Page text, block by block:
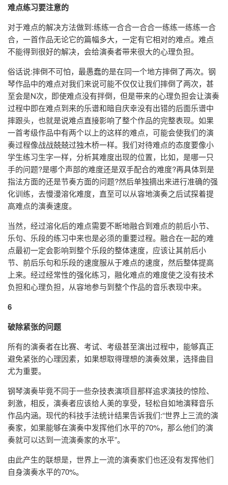
难点练习要注意的
对于难点的解决方法做到:练练一合合一合合一练练一练练一合
合，一首作品无论它的篇幅多大，一定有它相对的难点。难点
不能得到很好的解决，会给演奏者带来很大的心理负担。
俗话说:摔倒不可怕，最愚蠢的是在同一个地方摔倒了两次。钢
琴作品中的难点对我们来说可能不仅仅让我们摔倒了两次，甚
至会是N次，即使难点没有拌倒，但是带来的心理负担会让演奏
过程中即在难点到来的乐谱和暗自庆幸没有出错的后面乐谱中
摔跟头，也就是说难点直接影响了整个作品的完整表现。如果
一首考级作品中有两个以上的这样的难点，可能会使我们的演
奏过程像战战兢兢过独木桥一样。我们对待难点的态度要像小
学生练习生字一样，分析其难度出现的位置，比如，是哪一只
手的问题?是哪个声部的难度还是双手配合的难度?再具体到是
指法方面的还是节奏方面的问题?然后单独摘出来进行准确的强
化训练，去慢漫溶化难度，直至可以从容地演奏之后试探着提
高难点的演奏速度。
当然，经过溶化后的难点需要不断地融合到难点的前后小节、
乐句、乐段的练习中来也是必须的重要过程。融合在一起的难
点最初一定会影响到整个乐段的整体速度，应该让其前后小
节、前后乐句和乐段的速度服从于难点的速度，然后整体提高
上来。经过经常性的强化练习，融化难点的难度使之没有技术
负担和心理负担，从容地参与到整个作品的音乐表现中来。
6
破除紧张的问题
所有的演奏者在比赛、考试、考级甚至演出过程中，能够真正
避免紧张的心理因素，如果想取得理想的演奏效果，选择曲目
尤为重要。
钢琴演奏毕竟不同于一些杂技表演项目那样追求演技的惊险、
刺激，相反，演奏者应该给人美的享受，轻松自如地演释音乐
作品内涵。现代的科技手法统计结果告诉我们:“世界上三流的演
奏家，如果能够在演奏中发挥他们水平的70%，那么他们的演
奏就可以达到一流演奏家的水平”。
由此产生的联想是，世界上一流的演奏家们也还没有发挥他们
自身演奏水平的70%。